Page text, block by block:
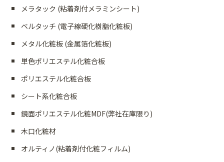
メラタック (粘着剤付メラミンシート)
ベルタッチ (電子線硬化樹脂化粧板)
メタル化粧板 (金属箔化粧板)
単色ポリエステル化粧合板
ポリエステル化粧合板
シート系化粧合板
鏡面ポリエステル化粧MDF(弊社在庫限り)
木口化粧材
オルティノ(粘着剤付化粧フィルム)